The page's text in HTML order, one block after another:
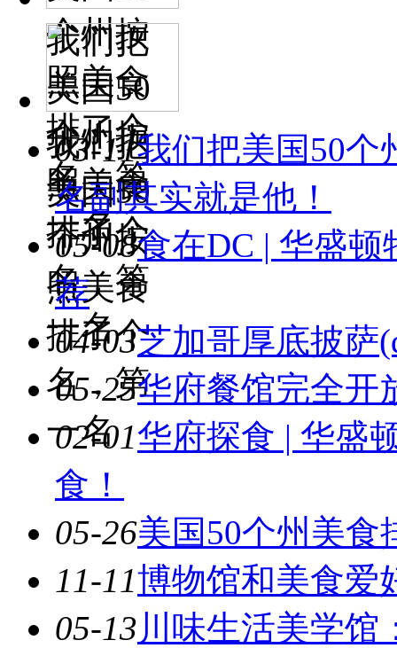
个州按
照美食
排了个
名，第
一名
我们把
美国50
个州按
照美食
排了个
名，第
一名
我们把
美国50
个州按
照美食
排了个
名，第
一名
03-11我们把美国50个
名副其实就是他！
05-08食在DC | 华盛
荐
04-03芝加哥厚底披萨
05-25华府餐馆完全开
02-01华府探食 | 华盛
食！
05-26美国50个州美食
11-11博物馆和美食爱
05-13川味生活美学馆